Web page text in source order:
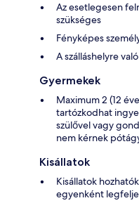
Az esetlegesen
szükséges
Fényképes
A szálláshelyre
Gyermekek
Maximum 2 (12
tartózkodhat
szülővel vagy
nem kérnek
Kisállatok
Kisállatok
egyenként